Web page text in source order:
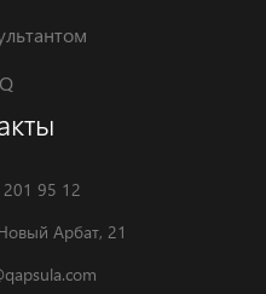
95 12
Арбат, 21